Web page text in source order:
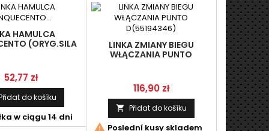
HAMULCA
(ORYG.SILA
Cena
52,77 zł
do košíku
w ciągu 14 dni
LINKA ZMIANY BIEGU
WŁĄCZANIA PUNTO
Cena
116,90 zł
 Přidat do košíku
 Poslední kusy skladem